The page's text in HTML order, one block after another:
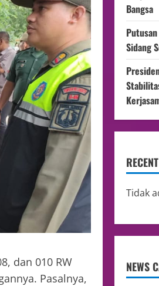
dan 010 RW
Pasalnya,
Bangsa
Sidang
Tidak
NEWS